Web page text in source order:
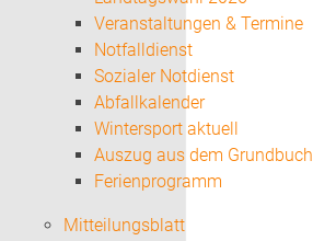
Veranstaltungen & Termine
Notfalldienst
Sozialer Notdienst
Abfallkalender
Wintersport aktuell
Auszug aus dem Grundbuch
Ferienprogramm
Mitteilungsblatt